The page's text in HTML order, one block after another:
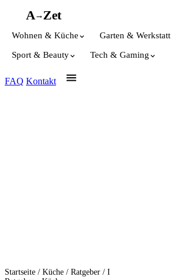
A→Zet
Wohnen & Küche Garten & Werkstatt
Sport & Beauty Tech & Gaming
FAQ Kontakt
Startseite / Küche / Ratgeber / I